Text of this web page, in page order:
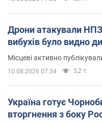
Дрони атакували
вибухів було видно
Місцеві активно
10.08.2026 07:34 5,2 т.
Україна готує
вторгнення з боку